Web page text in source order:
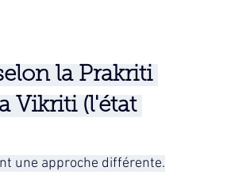
la Prakriti
Vikriti (l'état
une approche différente.